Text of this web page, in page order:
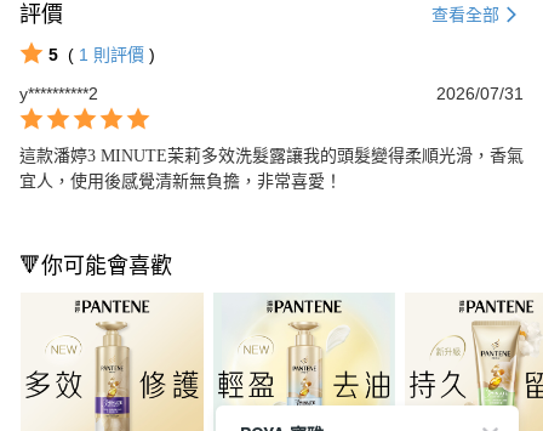
評價 查看全部
5 ( 1 則評價 )
y**********2
2026/07/31
這款潘婷3 MINUTE茉莉多效洗髮露讓我的頭髮變得柔順光滑，香氣
宜人，使用後感覺清新無負擔，非常喜愛！
🔻你可能會喜歡